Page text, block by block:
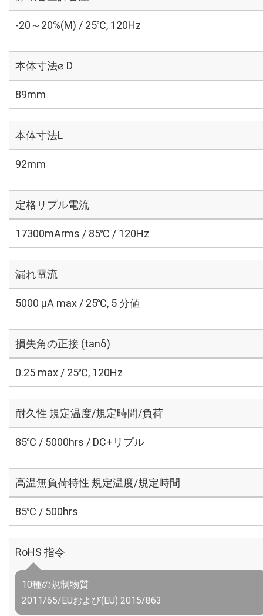
-20～20%(M) / 25℃, 120Hz
本体寸法⌀ D
89mm
本体寸法L
92mm
定格リプル電流
17300mArms / 85℃ / 120Hz
漏れ電流
5000 μA max / 25℃, 5 分値
損失角の正接 (tanδ)
0.25 max / 25℃, 120Hz
耐久性 規定温度/規定時間/負荷
85℃ / 5000hrs / DC+リプル
高温無負荷特性 規定温度/規定時間
85℃ / 500hrs
RoHS 指令
10種の規制物質
2011/65/EUおよび(EU) 2015/863